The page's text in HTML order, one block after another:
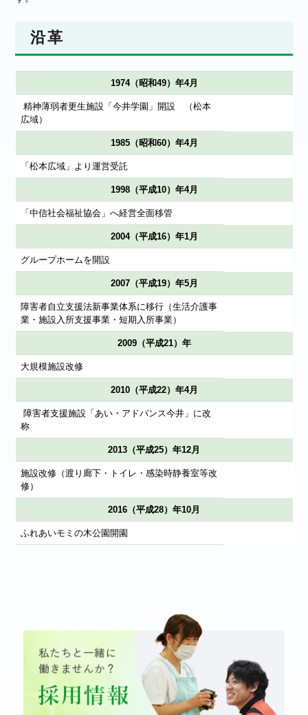
沿革
1974（昭和49）年4月
精神薄弱者更生施設「今井学園」開設 （松本
広域）
1985（昭和60）年4月
「松本広域」より運営受託
1998（平成10）年4月
「中信社会福祉協会」へ経営全面移管
2004（平成16）年1月
グループホームを開設
2007（平成19）年5月
障害者自立支援法新事業体系に移行（生活介護事
業・施設入所支援事業・短期入所事業）
2009（平成21）年
大規模施設改修
2010（平成22）年4月
障害者支援施設「あい・アドバンス今井」に改
称
2013（平成25）年12月
施設改修（渡り廊下・トイレ・感染時静養室等改
修）
2016（平成28）年10月
ふれあいモミの木公園開園